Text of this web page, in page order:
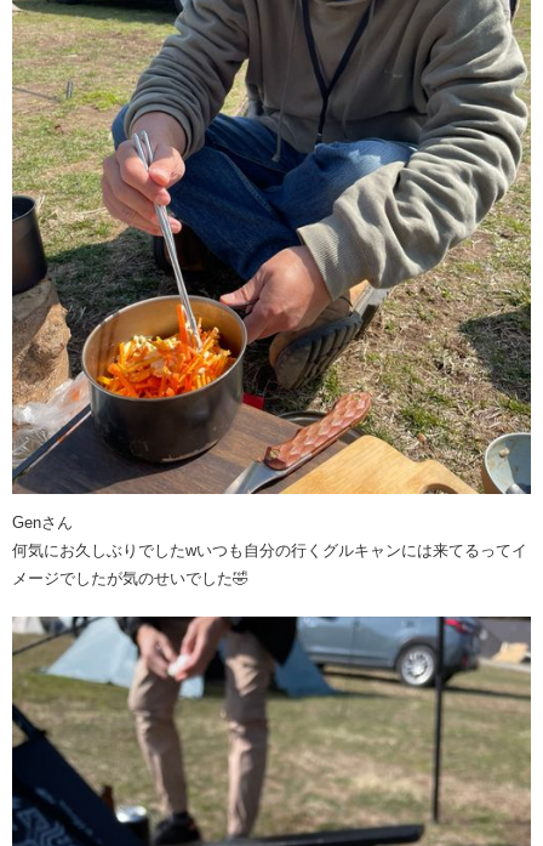
Genさん
何気にお久しぶりでしたwいつも自分の行くグルキャンには来てるってイ
メージでしたが気のせいでした🤣